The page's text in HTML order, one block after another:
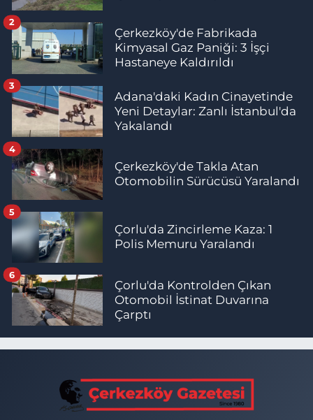
Çerkezköy'de Fabrikada
Kimyasal Gaz Paniği: 3 İşçi
Hastaneye Kaldırıldı
2
Adana'daki Kadın Cinayetinde
Yeni Detaylar: Zanlı İstanbul'da
Yakalandı
3
Çerkezköy'de Takla Atan
Otomobilin Sürücüsü Yaralandı
4
Çorlu'da Zincirleme Kaza: 1
Polis Memuru Yaralandı
5
Çorlu'da Kontrolden Çıkan
Otomobil İstinat Duvarına
Çarptı
6